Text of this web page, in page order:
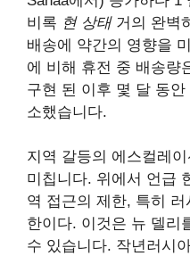
비록 현 상태거의 완벽
배송에 약간의 영향을
에 비해 휴전 중 배송량
구현 된 이후 몇 달 동
소했습니다.
지역 갈등의 에스컬레
미칩니다. 위에서 언급
역 접근의 제한, 특히 러
한이다. 이것은 뉴 델리
수 있습니다. 작년러시